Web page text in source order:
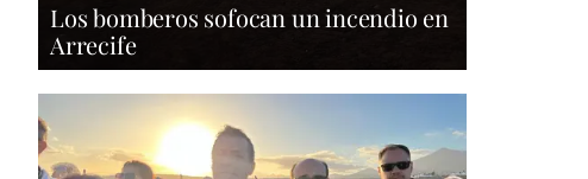
Los bomberos sofocan un incendio en
Arrecife